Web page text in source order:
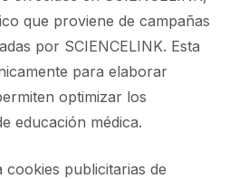
que proviene de campañas
por SCIENCELINK. Esta
para elaborar
optimizar los
educación médica.
cookies publicitarias de